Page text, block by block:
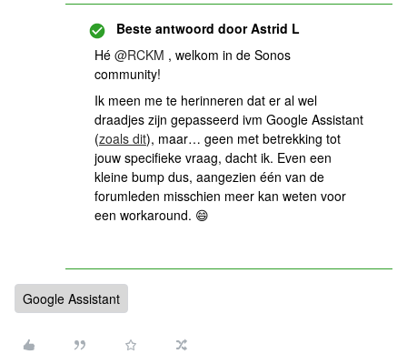
Beste antwoord doorAstrid L
Hé ​ @RCKM , welkom in de Sonos
community!
Ik meen me te herinneren dat er al wel
draadjes zijn gepasseerd ivm Google Assistant
(zoals dit), maar… geen met betrekking tot
jouw specifieke vraag, dacht ik. Even een
kleine bump dus, aangezien één van de
forumleden misschien meer kan weten voor
een workaround. 😄
Google Assistant